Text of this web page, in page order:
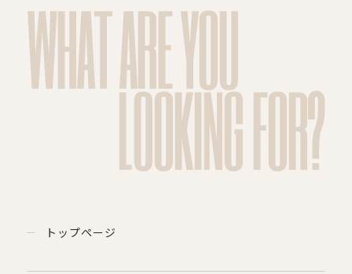
WHAT ARE YOU
LOOKING FOR?
トップページ